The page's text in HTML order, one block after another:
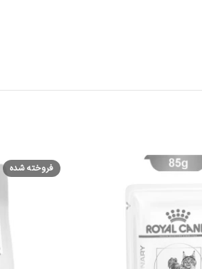
فروخته شده